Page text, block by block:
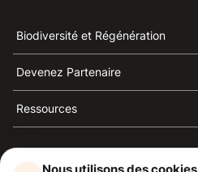
Biodiversité et Régénération
Devenez Partenaire
Ressources